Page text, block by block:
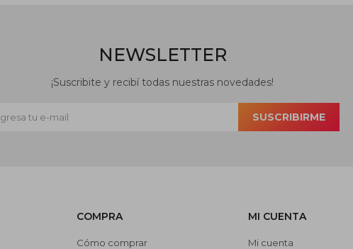
COMPRA
Cómo comprar
MI CUENTA
Mi cuenta
NEWSLETTER
¡Suscribite y recibí todas nuestras novedades!
SUSCRIBIRME